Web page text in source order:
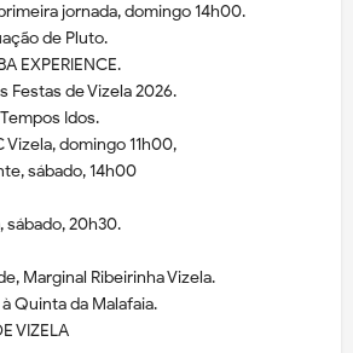
jornada, domingo 14h00.
de Pluto.
EXPERIENCE.
Festas de Vizela 2026.
Idos.
domingo 11h00,
sábado, 14h00
sábado, 20h30.
Marginal Ribeirinha Vizela.
Quinta da Malafaia.
VIZELA